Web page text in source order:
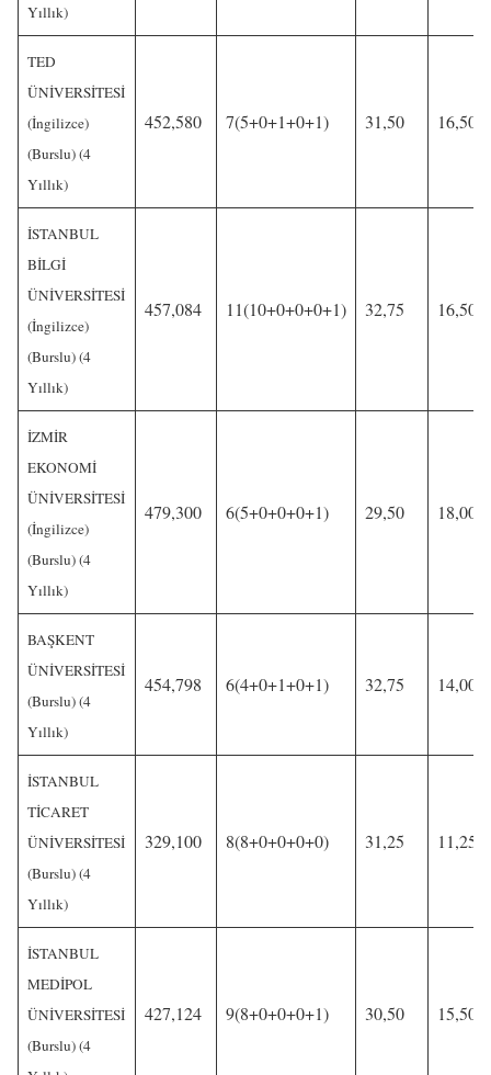
Yıllık)
TED
ÜNİVERSİTESİ
(İngilizce)
(Burslu) (4
Yıllık)
452,580 7(5+0+1+0+1) 31,50 16,50
İSTANBUL
BİLGİ
ÜNİVERSİTESİ
(İngilizce)
(Burslu) (4
Yıllık)
457,084 11(10+0+0+0+1) 32,75 16,50
İZMİR
EKONOMİ
ÜNİVERSİTESİ
(İngilizce)
(Burslu) (4
Yıllık)
479,300 6(5+0+0+0+1) 29,50 18,00
BAŞKENT
ÜNİVERSİTESİ
(Burslu) (4
Yıllık)
454,798 6(4+0+1+0+1) 32,75 14,00
İSTANBUL
TİCARET
ÜNİVERSİTESİ
(Burslu) (4
Yıllık)
329,100 8(8+0+0+0+0) 31,25 11,25
İSTANBUL
MEDİPOL
ÜNİVERSİTESİ
(Burslu) (4
427,124 9(8+0+0+0+1) 30,50 15,50